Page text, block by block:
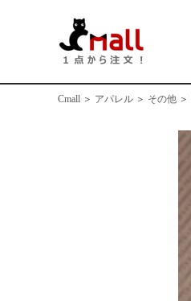
Cmall ＞ アパレル ＞ その他 ＞